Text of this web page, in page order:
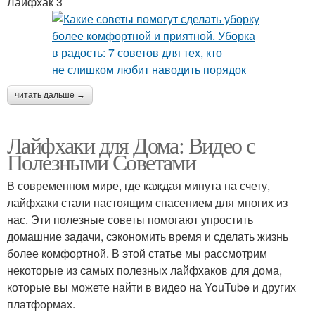
читать дальше →
Лайфхаки для Дома: Видео с
Полезными Советами
В современном мире, где каждая минута на счету,
лайфхаки стали настоящим спасением для многих из
нас. Эти полезные советы помогают упростить
домашние задачи, сэкономить время и сделать жизнь
более комфортной. В этой статье мы рассмотрим
некоторые из самых полезных лайфхаков для дома,
которые вы можете найти в видео на YouTube и других
платформах.